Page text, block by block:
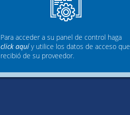
Para acceder a su panel de control haga
click aquíy utilice los datos de acceso que
recibió de su proveedor.